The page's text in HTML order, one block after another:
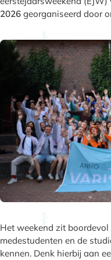
2026 georganiseerd door
Het weekend zit
medestudenten en de
kennen. Denk hierbij aan